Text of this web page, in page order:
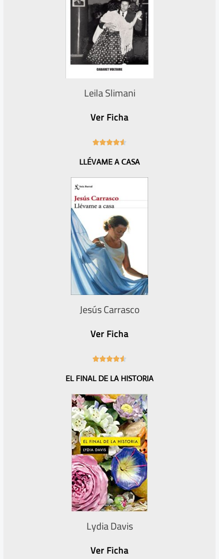
Leila Slimani
Ver Ficha

6
LLÉVAME A CASA
Jesús Carrasco
Ver Ficha

6
5
EL FINAL DE LA HISTORIA
Lydia Davis
Ver Ficha